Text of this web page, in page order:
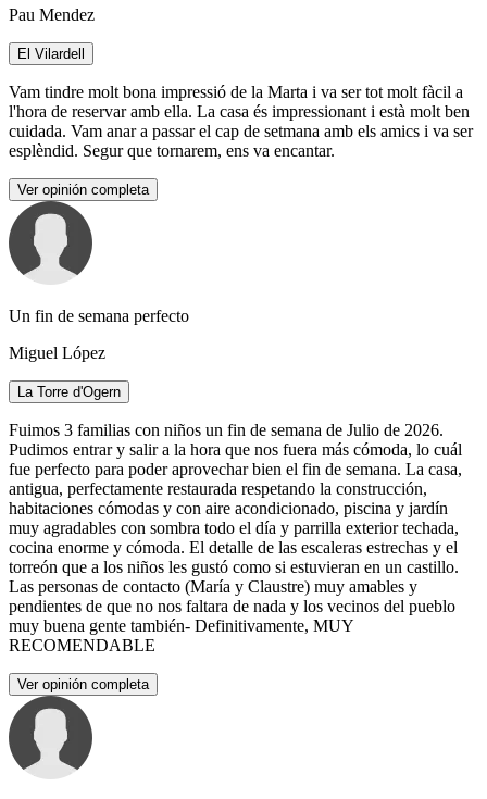
Pau Mendez
El Vilardell
Vam tindre molt bona impressió de la Marta i va ser tot molt fàcil a
l'hora de reservar amb ella. La casa és impressionant i està molt ben
cuidada. Vam anar a passar el cap de setmana amb els amics i va ser
esplèndid. Segur que tornarem, ens va encantar.
Ver opinión completa
Un fin de semana perfecto
Miguel López
La Torre d'Ogern
Fuimos 3 familias con niños un fin de semana de Julio de 2026.
Pudimos entrar y salir a la hora que nos fuera más cómoda, lo cuál
fue perfecto para poder aprovechar bien el fin de semana. La casa,
antigua, perfectamente restaurada respetando la construcción,
habitaciones cómodas y con aire acondicionado, piscina y jardín
muy agradables con sombra todo el día y parrilla exterior techada,
cocina enorme y cómoda. El detalle de las escaleras estrechas y el
torreón que a los niños les gustó como si estuvieran en un castillo.
Las personas de contacto (María y Claustre) muy amables y
pendientes de que no nos faltara de nada y los vecinos del pueblo
muy buena gente también- Definitivamente, MUY
RECOMENDABLE
Ver opinión completa